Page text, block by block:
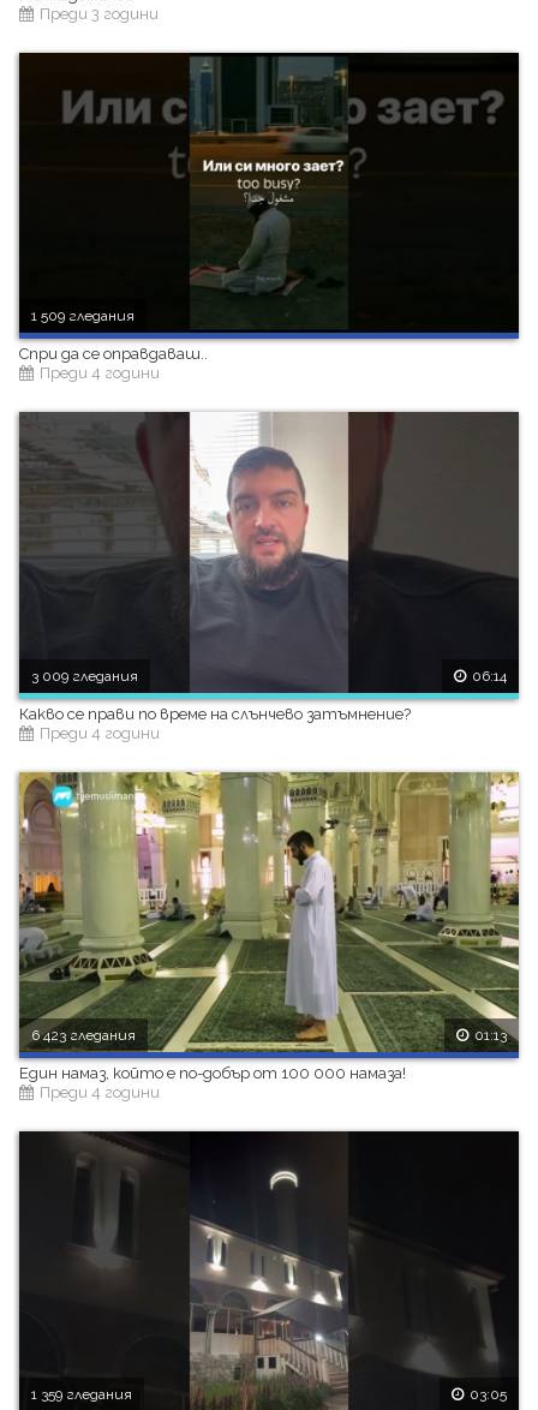
Преди 3 години
1 509 гледания
Спри да се оправдаваш..
Преди 4 години
3 009 гледания 06:14
Какво се прави по време на слънчево затъмнение?
Преди 4 години
6 423 гледания 01:13
Един намаз, който е по-добър от 100 000 намаза!
Преди 4 години
1 359 гледания 03:05